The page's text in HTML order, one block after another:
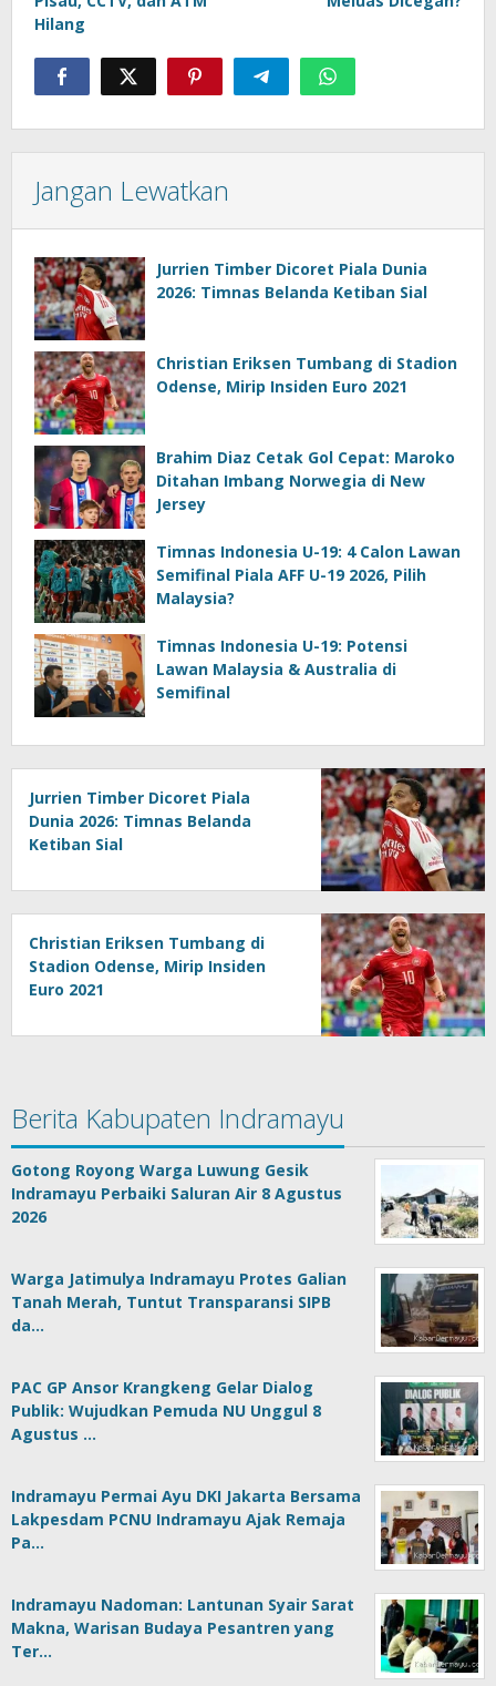
Hilang
Jangan Lewatkan
Jurrien Timber Dicoret Piala Dunia
2026: Timnas Belanda Ketiban Sial
Christian Eriksen Tumbang di Stadion
Odense, Mirip Insiden Euro 2021
Brahim Diaz Cetak Gol Cepat: Maroko
Ditahan Imbang Norwegia di New
Jersey
Timnas Indonesia U-19: 4 Calon Lawan
Semifinal Piala AFF U-19 2026, Pilih
Malaysia?
Timnas Indonesia U-19: Potensi
Lawan Malaysia & Australia di
Semifinal
Jurrien Timber Dicoret Piala
Dunia 2026: Timnas Belanda
Ketiban Sial
Christian Eriksen Tumbang di
Stadion Odense, Mirip Insiden
Euro 2021
Berita Kabupaten Indramayu
Gotong Royong Warga Luwung Gesik
Indramayu Perbaiki Saluran Air 8 Agustus
2026
Warga Jatimulya Indramayu Protes Galian
Tanah Merah, Tuntut Transparansi SIPB
da…
PAC GP Ansor Krangkeng Gelar Dialog
Publik: Wujudkan Pemuda NU Unggul 8
Agustus …
Indramayu Permai Ayu DKI Jakarta Bersama
Lakpesdam PCNU Indramayu Ajak Remaja
Pa…
Indramayu Nadoman: Lantunan Syair Sarat
Makna, Warisan Budaya Pesantren yang
Ter…